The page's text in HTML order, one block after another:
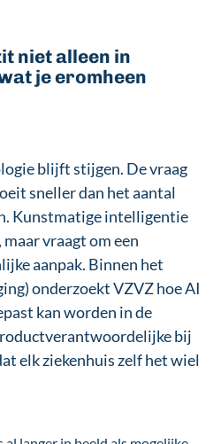
niet alleen in
je eromheen
blijft stijgen. De vraag
sneller dan het aantal
Kunstmatige intelligentie
vraagt om een
aanpak. Binnen het
onderzoekt VZVZ hoe AI
kan worden in de
bij
elk ziekenhuis zelf het wiel